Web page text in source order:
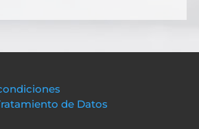
de Datos